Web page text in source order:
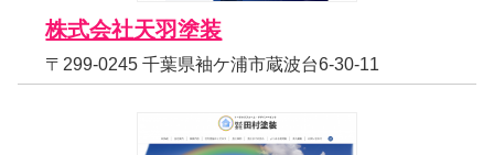
株式会社天羽塗装
〒299-0245 千葉県袖ケ浦市蔵波台6-30-11